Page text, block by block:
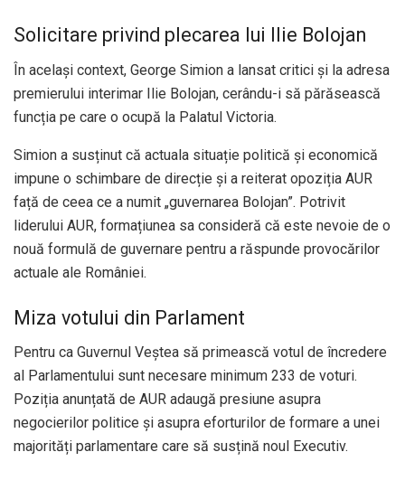
Solicitare privind plecarea lui Ilie Bolojan
În același context, George Simion a lansat critici și la adresa
premierului interimar Ilie Bolojan, cerându-i să părăsească
funcția pe care o ocupă la Palatul Victoria.
Simion a susținut că actuala situație politică și economică
impune o schimbare de direcție și a reiterat opoziția AUR
față de ceea ce a numit „guvernarea Bolojan”. Potrivit
liderului AUR, formațiunea sa consideră că este nevoie de o
nouă formulă de guvernare pentru a răspunde provocărilor
actuale ale României.
Miza votului din Parlament
Pentru ca Guvernul Veștea să primească votul de încredere
al Parlamentului sunt necesare minimum 233 de voturi.
Poziția anunțată de AUR adaugă presiune asupra
negocierilor politice și asupra eforturilor de formare a unei
majorități parlamentare care să susțină noul Executiv.